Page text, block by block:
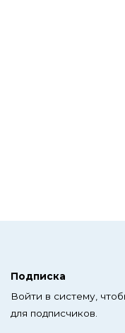
Подписка
Войти в систему,
для подписчиков.